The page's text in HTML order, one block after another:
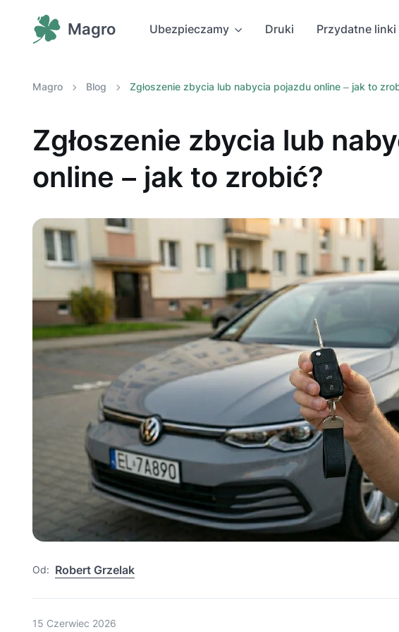
Magro Ubezpieczamy Druki Przydatne linki
Magro Blog Zgłoszenie zbycia lub nabycia pojazdu online – jak to
Zgłoszenie zbycia lub
online – jak to zrobić?
Od: Robert Grzelak
15 Czerwiec 2026